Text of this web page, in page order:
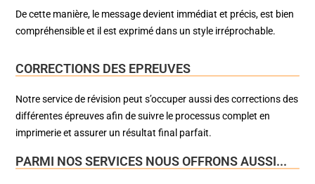
De cette manière, le message devient immédiat et précis, est bien
compréhensible et il est exprimé dans un style irréprochable.
CORRECTIONS DES EPREUVES
Notre service de révision peut s’occuper aussi des corrections des
différentes épreuves afin de suivre le processus complet en
imprimerie et assurer un résultat final parfait.
PARMI NOS SERVICES NOUS OFFRONS AUSSI...